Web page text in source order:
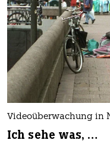
Videoüberwachung in
Ich sehe was, …